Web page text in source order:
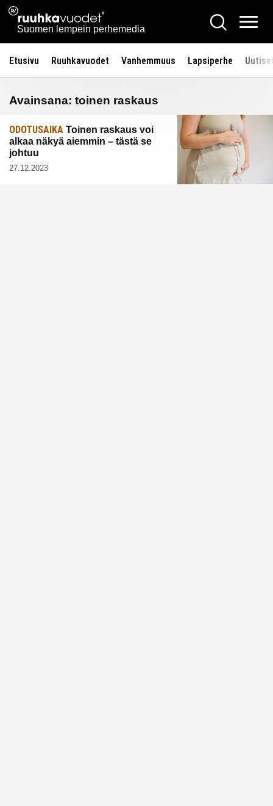
Siirry
sisältöön
Ruuhkavuodet.fi
Suomen lempein perhemedia
Hae
Etusivu Ruuhkavuodet Vanhemmuus Lapsiperhe
Avainsana: toinen raskaus
ODOTUSAIKA Toinen raskaus voi
alkaa näkyä aiemmin – tästä se
johtuu
27.12.2023